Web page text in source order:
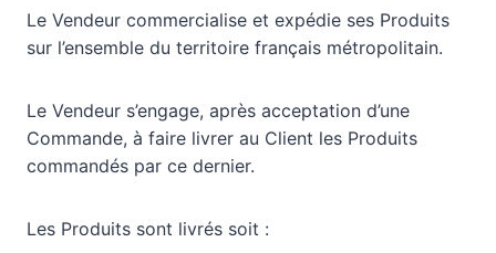
Le Vendeur commercialise et expédie ses Produits
sur l’ensemble du territoire français métropolitain.
Le Vendeur s’engage, après acceptation d’une
Commande, à faire livrer au Client les Produits
commandés par ce dernier.
Les Produits sont livrés soit :